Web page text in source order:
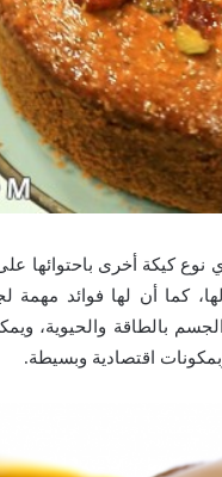
نوع كيكة أخرى باحتوائها
لها، كما أن لها فوائد
بالطاقة والحيوية،
اقتصادية وبسيطة.